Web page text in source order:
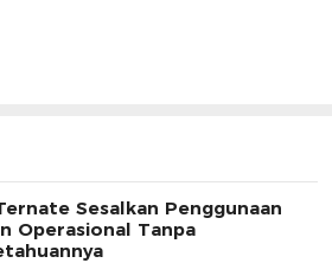
Sesalkan Penggunaan
Operasional Tanpa